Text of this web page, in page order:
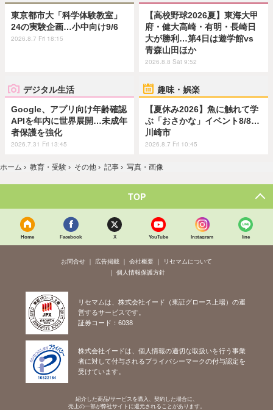
東京都市大「科学体験教室」
24の実験企画…小中向け9/6
2026.8.7 Fri 18:15
【高校野球2026夏】東海大甲
府・健大高崎・有明・長崎日
大が勝利…第4日は遊学館vs
青森山田ほか
2026.8.8 Sat 9:52
デジタル生活
Google、アプリ向け年齢確認
APIを年内に世界展開…未成年
者保護を強化
2026.7.31 Fri 13:45
趣味・娯楽
【夏休み2026】魚に触れて学
ぶ「おさかな」イベント8/8…
川崎市
2026.8.7 Fri 10:45
ホーム › 教育・受験 › その他 › 記事 › 写真・画像
TOP
Home Facebook X YouTube Instagram line
お問合せ 広告掲載 会社概要
リセマムについて
個人情報保護方針
リセマムは、株式会社イード（東証グロース上場）の運
営するサービスです。
証券コード：6038
株式会社イードは、個人情報の適切な取扱いを行う事業
者に対して付与されるプライバシーマークの付与認定を
受けています。
紹介した商品/サービスを購入、契約した場合に、
売上の一部が弊社サイトに還元されることがあります。